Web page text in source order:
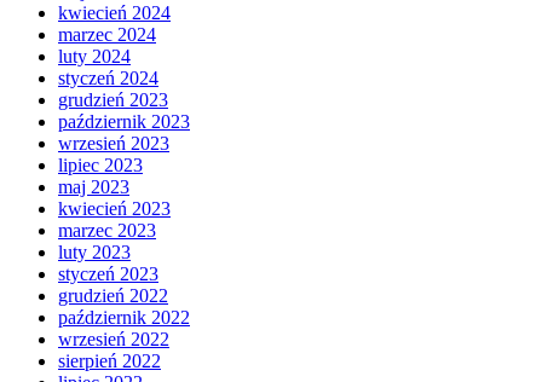
kwiecień 2024
marzec 2024
luty 2024
styczeń 2024
grudzień 2023
październik 2023
wrzesień 2023
lipiec 2023
maj 2023
kwiecień 2023
marzec 2023
luty 2023
styczeń 2023
grudzień 2022
październik 2022
wrzesień 2022
sierpień 2022